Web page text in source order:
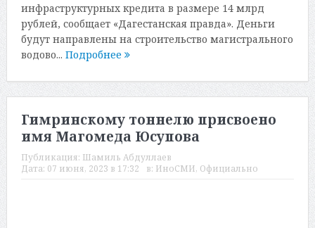
инфраструктурных кредита в размере 14 млрд
рублей, сообщает «Дагестанская правда». Деньги
будут направлены на строительство магистрального
водово... Подробнее
Гимринскому тоннелю присвоено
имя Магомеда Юсупова
Публикация: Шамиль Абдуллаев
Дата: 07 июня, 2023 в 17:32 в: ИноСМИ, Официально